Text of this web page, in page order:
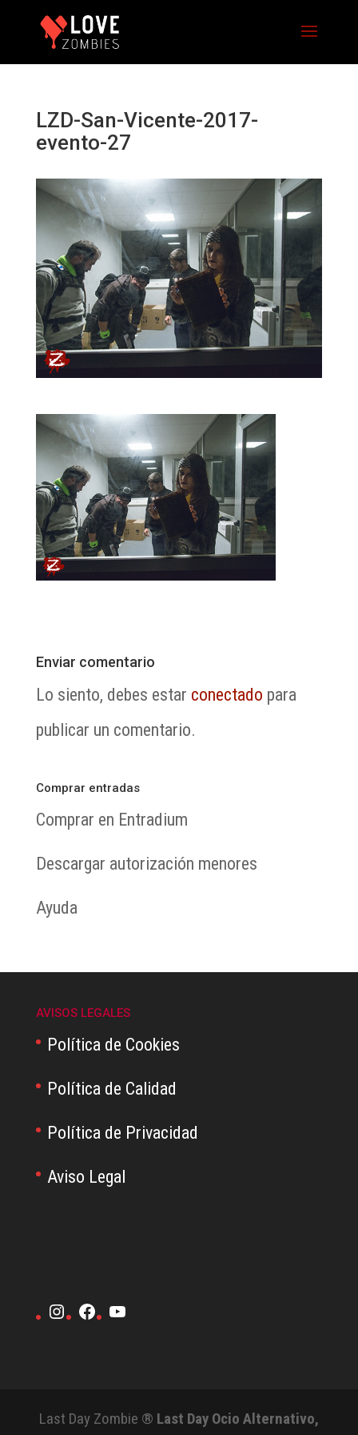
LZD-San-Vicente-2017-
evento-27
Enviar comentario
Lo siento, debes estar conectado para
publicar un comentario.
Comprar entradas
Comprar en Entradium
Descargar autorización menores
Ayuda
AVISOS LEGALES
Política de Cookies
Política de Calidad
Política de Privacidad
Aviso Legal
Instagram
Facebook
YouTube
Last Day Zombie ® Last Day Ocio Alternativo,